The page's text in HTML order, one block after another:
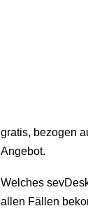
gratis, bezogen
Angebot.
Welches
allen Fällen